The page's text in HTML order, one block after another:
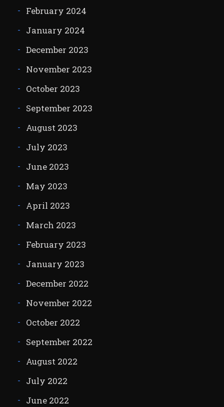
February 2024
January 2024
December 2023
November 2023
October 2023
September 2023
August 2023
July 2023
June 2023
May 2023
April 2023
March 2023
February 2023
January 2023
December 2022
November 2022
October 2022
September 2022
August 2022
July 2022
June 2022